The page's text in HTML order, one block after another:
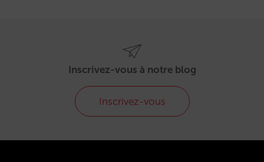
Inscrivez-vous à notre blog
Inscrivez-vous